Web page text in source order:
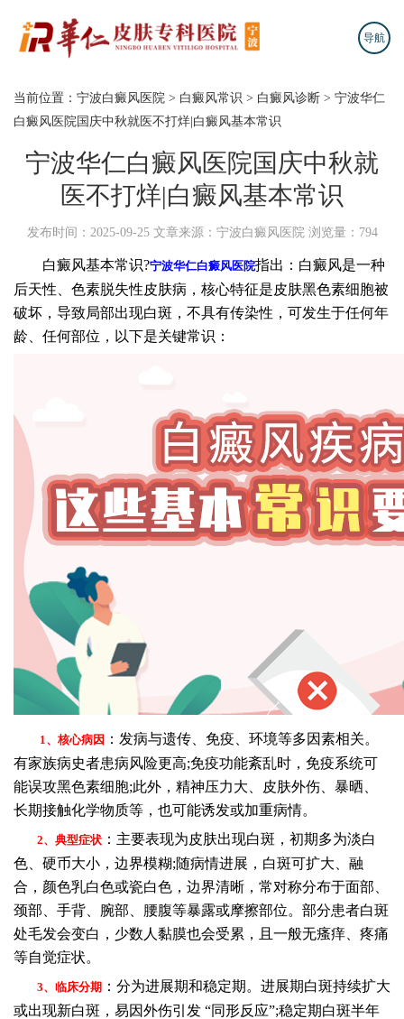
导航
当前位置： 宁波白癜风医院 > 白癜风常识 > 白癜风诊断 > 宁波华仁
白癜风医院国庆中秋就医不打烊|白癜风基本常识
宁波华仁白癜风医院国庆中秋就
医不打烊|白癜风基本常识
发布时间：2025-09-25 文章来源：宁波白癜风医院 浏览量：794
白癜风基本常识?宁波华仁白癜风医院指出：白癜风是一种
后天性、色素脱失性皮肤病，核心特征是皮肤黑色素细胞被
破坏，导致局部出现白斑，不具有传染性，可发生于任何年
龄、任何部位，以下是关键常识：
1、核心病因 ：发病与遗传、免疫、环境等多因素相关。
有家族病史者患病风险更高;免疫功能紊乱时，免疫系统可
能误攻黑色素细胞;此外，精神压力大、皮肤外伤、暴晒、
长期接触化学物质等，也可能诱发或加重病情。
2、典型症状 ：主要表现为皮肤出现白斑，初期多为淡白
色、硬币大小，边界模糊;随病情进展，白斑可扩大、融
合，颜色乳白色或瓷白色，边界清晰，常对称分布于面部、
颈部、手背、腕部、腰腹等暴露或摩擦部位。部分患者白斑
处毛发会变白，少数人黏膜也会受累，且一般无瘙痒、疼痛
等自觉症状。
3、临床分期 ：分为进展期和稳定期。进展期白斑持续扩大
或出现新白斑，易因外伤引发 “同形反应”;稳定期白斑半年